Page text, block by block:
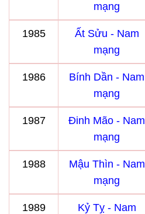
mạng
1985
Ất Sửu - Nam
mạng
1986
Bính Dần - Nam
mạng
1987
Đinh Mão - Nam
mạng
1988
Mậu Thìn - Nam
mạng
1989
Kỷ Tỵ - Nam